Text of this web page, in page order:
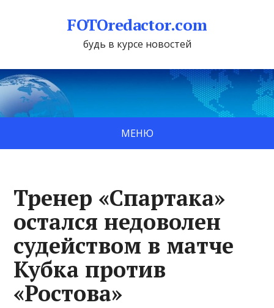
FOTOredactor.com
будь в курсе новостей
МЕНЮ
Тренер «Спартака»
остался недоволен
судейством в матче
Кубка против
«Ростова»